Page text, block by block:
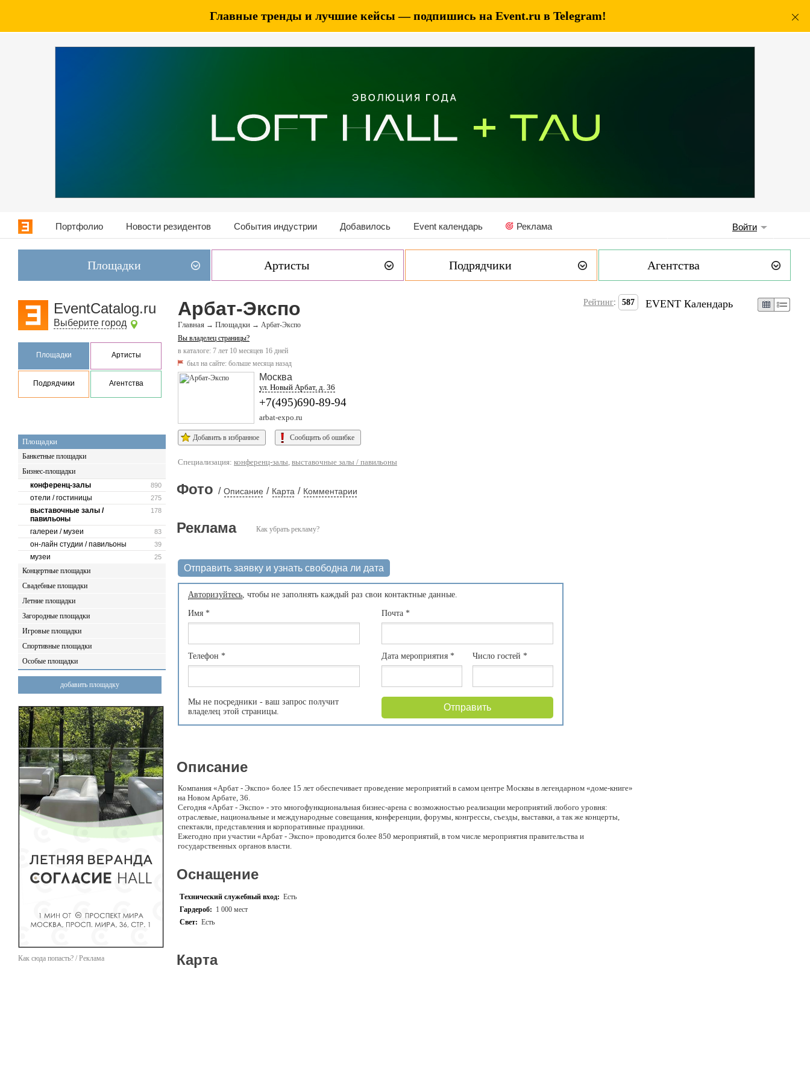
Главные тренды и лучшие кейсы — подпишись на Event.ru в Telegram!
Портфолио Новости резидентов События индустрии Добавилось Event календарь Реклама Войти
Площадки Артисты Подрядчики Агентства
EventCatalog.ru
Выберите город
Площадки Артисты
Подрядчики Агентства
Площадки
Банкетные площадки
Бизнес-площадки
890
конференц-залы
275
отели / гостиницы
178
выставочные залы /
павильоны
83
галереи / музеи
39
он-лайн студии / павильоны
25
музеи
Концертные площадки
Свадебные площадки
Летние площадки
Загородные площадки
Игровые площадки
Спортивные площадки
Особые площадки
добавить площадку
Как сюда попасть? / Реклама
Арбат-Экспо
Главная → Площадки → Арбат-Экспо
Вы владелец страницы?
в каталоге: 7 лет 10 месяцев 16 дней
был на сайте: больше месяца назад
Рейтинг: 587
Москва
ул. Новый Арбат, д. 36
+7(495)690-89-94
arbat-expo.ru
Добавить в избранное Сообщить об ошибке
Специализация: конференц-залы, выставочные залы / павильоны
Фото / Описание / Карта / Комментарии
Как убрать рекламу?
Реклама
Отправить заявку и узнать свободна ли дата
Авторизуйтесь, чтобы не заполнять каждый раз свои контактные данные.
Имя *
Телефон *
Мы не посредники - ваш запрос получит
владелец этой страницы.
Почта*
Дата мероприятия* Число гостей*
Отправить
Описание
Компания «Арбат - Экспо» более 15 лет обеспечивает проведение мероприятий в самом центре Москвы в легендарном «доме-книге»
на Новом Арбате, 36.
Сегодня «Арбат - Экспо» - это многофункциональная бизнес-арена с возможностью реализации мероприятий любого уровня:
отраслевые, национальные и международные совещания, конференции, форумы, конгрессы, съезды, выставки, а так же концерты,
спектакли, представления и корпоративные праздники.
Ежегодно при участии «Арбат - Экспо» проводится более 850 мероприятий, в том числе мероприятия правительства и
государственных органов власти.
Оснащение
Технический служебный вход: Есть
Гардероб: 1 000 мест
Свет: Есть
Карта
EVENT Календарь